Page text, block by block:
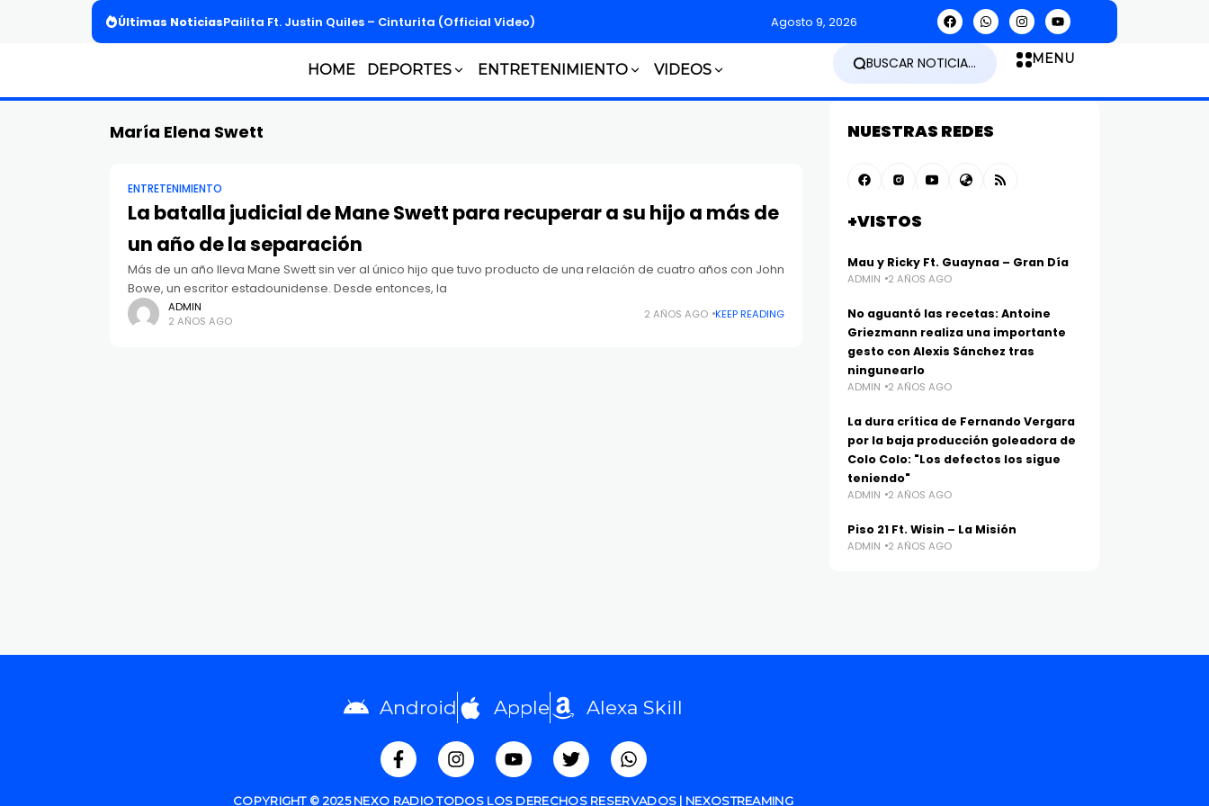
Últimas NoticiasPailita Ft. Justin Quiles – Cinturita (Official Video) Agosto 9, 2026
HOME DEPORTES ENTRETENIMIENTO VIDEOS BUSCAR NOTICIA... MENU
María Elena Swett
ENTRETENIMIENTO
La batalla judicial de Mane Swett para recuperar a su hijo a más de
un año de la separación
Más de un año lleva Mane Swett sin ver al único hijo que tuvo producto de una relación de cuatro años con John
Bowe, un escritor estadounidense. Desde entonces, la
ADMIN
2 AÑOS AGO
2 AÑOS AGO KEEP READING
NUESTRAS REDES
+VISTOS
Mau y Ricky Ft. Guaynaa – Gran Día
ADMIN 2 AÑOS AGO
No aguantó las recetas: Antoine
Griezmann realiza una importante
gesto con Alexis Sánchez tras
ningunearlo
ADMIN 2 AÑOS AGO
La dura crítica de Fernando Vergara
por la baja producción goleadora de
Colo Colo: "Los defectos los sigue
teniendo"
ADMIN 2 AÑOS AGO
Piso 21 Ft. Wisin – La Misión
ADMIN 2 AÑOS AGO
Android Apple Alexa Skill
COPYRIGHT © 2025 NEXO RADIO TODOS LOS DERECHOS RESERVADOS | NEXOSTREAMING